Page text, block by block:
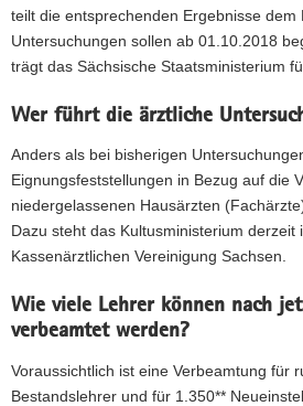
teilt die entsprechenden Ergebnisse dem
Untersuchungen sollen ab 01.10.2018
trägt das Sächsische Staatsministerium
Wer führt die ärztliche
Anders als bei bisherigen
Eignungsfeststellungen in Bezug auf die
niedergelassenen Hausärzten
Dazu steht das Kultusministerium derzeit
Kassenärztlichen Vereinigung Sachsen.
Wie viele Lehrer können nach
verbeamtet werden?
Voraussichtlich ist eine Verbeamtung für
Bestandslehrer und für 1.350**